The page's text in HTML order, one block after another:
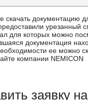
документацию
урезанный
для которых можно
документация
ее можно
компании NEMICON
заявку